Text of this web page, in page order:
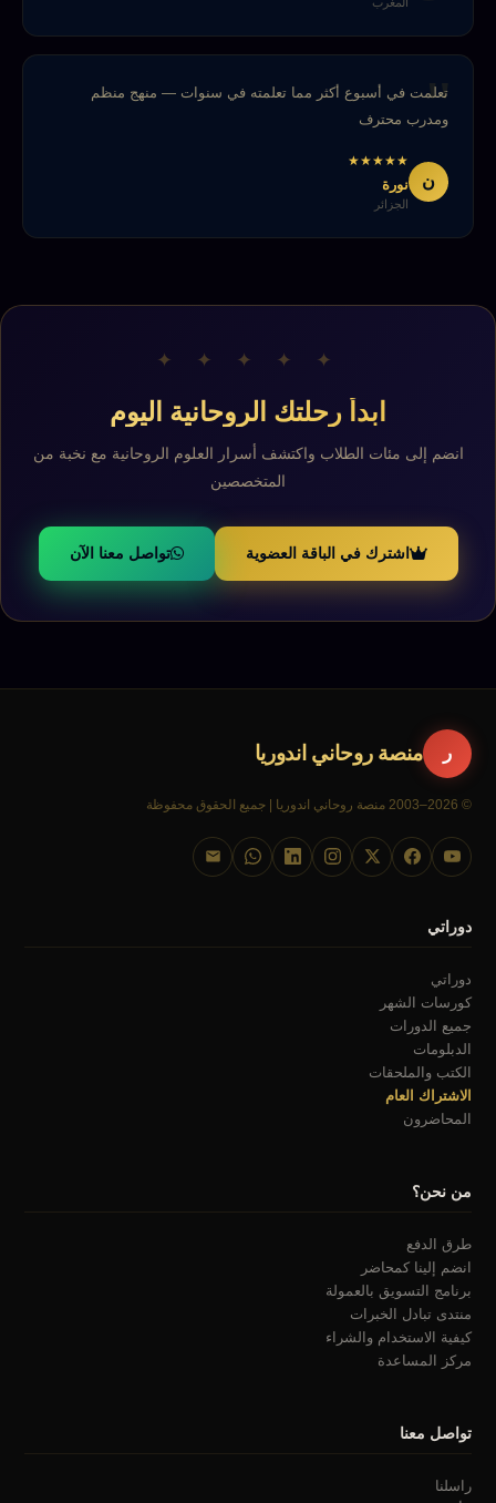
تعلمت في أسبوع أكثر مما تعلمته في سنوات — منهج منظم
ومدرب محترف
ن
★
★
★
★
★
نورة
الجزائر
✦ ✦ ✦ ✦ ✦
ابدأ رحلتك الروحانية اليوم
انضم إلى مئات الطلاب واكتشف أسرار العلوم الروحانية مع نخبة من
المتخصصين
اشترك في الباقة العضوية تواصل معنا الآن
ر منصة روحاني اندوريا
© 2026–2003 منصة روحاني اندوريا | جميع الحقوق محفوظة
دوراتي
دوراتي
كورسات الشهر
جميع الدورات
الدبلومات
الكتب والملحقات
الاشتراك العام
المحاضرون
من نحن؟
طرق الدفع
انضم إلينا كمحاضر
برنامج التسويق بالعمولة
منتدى تبادل الخبرات
كيفية الاستخدام والشراء
مركز المساعدة
تواصل معنا
راسلنا